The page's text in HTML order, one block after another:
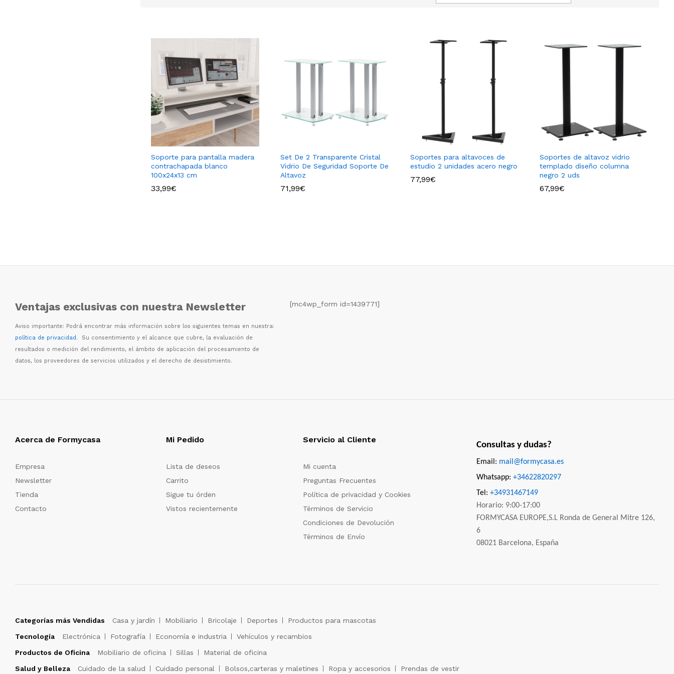
Soporte para pantalla madera
contrachapada blanco
100x24x13 cm
33,99€
Set De 2 Transparente Cristal
Vidrio De Seguridad Soporte De
Altavoz
71,99€
Soportes para altavoces de
estudio 2 unidades acero negro
77,99€
77,99€
Soportes de altavoz vidrio
templado diseño columna
negro 2 uds
67,99€
Ventajas exclusivas con nuestra Newsletter
Aviso importante: Podrá encontrar más información sobre los siguientes temas en nuestra:
política de privacidad. Su consentimiento y el alcance que cubre, la evaluación de
resultados o medición del rendimiento, el ámbito de aplicación del procesamiento de
datos, los proveedores de servicios utilizados y el derecho de desistimiento.
[mc4wp_form id=1439771]
Acerca de Formycasa
Empresa
Newsletter
Tienda
Contacto
Mi Pedido
Lista de deseos
Carrito
Sigue tu órden
Vistos recientemente
Servicio al Cliente
Mi cuenta
Preguntas Frecuentes
Política de privacidad y Cookies
Términos de Servicio
Condiciones de Devolución
Términos de Envío
Consultas y dudas?
Email: mail@formycasa.es
Whatsapp: +34622820297
Tel: +34931467149
Horario: 9:00-17:00
FORMYCASA EUROPE,S.L Ronda de General Mitre 126,
6
08021 Barcelona, España
Categorías más Vendidas Casa y jardín Mobiliario Bricolaje Deportes
Productos para mascotas
Tecnología
Electrónica Fotografía Economía e industria
Vehículos y recambios
Productos de Oficina
Mobiliario de oficina Sillas
Material de oficina
Salud y Belleza
Cuidado de la salud Cuidado personal Bolsos,carteras y maletines Ropa y accesorios Prendas de vestir